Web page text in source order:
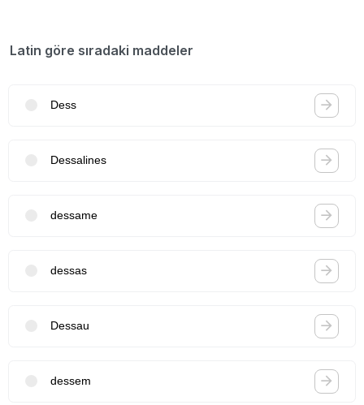
Latin göre sıradaki maddeler
Dess
Dessalines
dessame
dessas
Dessau
dessem